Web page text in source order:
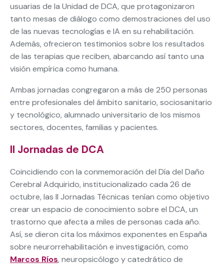
usuarias de la Unidad de DCA, que protagonizaron
tanto mesas de diálogo como demostraciones del uso
de las nuevas tecnologías e IA en su rehabilitación.
Además, ofrecieron testimonios sobre los resultados
de las terapias que reciben, abarcando así tanto una
visión empírica como humana.
Ambas jornadas congregaron a más de 250 personas
entre profesionales del ámbito sanitario, sociosanitario
y tecnológico, alumnado universitario de los mismos
sectores, docentes, familias y pacientes.
II Jornadas de DCA
Coincidiendo con la conmemoración del Día del Daño
Cerebral Adquirido, institucionalizado cada 26 de
octubre, las II Jornadas Técnicas tenían como objetivo
crear un espacio de conocimiento sobre el DCA, un
trastorno que afecta a miles de personas cada año.
Así, se dieron cita los máximos exponentes en España
sobre neurorrehabilitación e investigación, como
Marcos Ríos, neuropsicólogo y catedrático de